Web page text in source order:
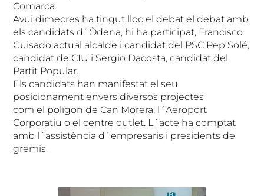
Comarca.
Avui dimecres ha tingut lloc el debat el debat amb
els candidats d´Òdena, hi ha participat, Francisco
Guisado actual alcalde i candidat del PSC Pep Solé,
candidat de CIU i Sergio Dacosta, candidat del
Partit Popular.
Els candidats han manifestat el seu
posicionament envers diversos projectes
com el polígon de Can Morera, l´Aeroport
Corporatiu o el centre outlet. L´acte ha comptat
amb l´assistència d´empresaris i presidents de
gremis.